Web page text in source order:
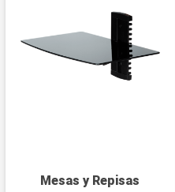
Mesas y Repisas